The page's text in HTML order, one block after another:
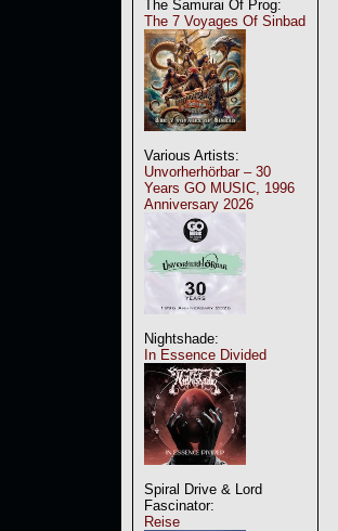
The Samurai Of Prog:
The 7 Voyages Of Sinbad
Various Artists:
Unvorherhörbar – 30
Years GO MUSIC, 1996
Anniversary 2026
Nightshade:
In Essence Divided
Spiral Drive & Lord
Fascinator:
Reise